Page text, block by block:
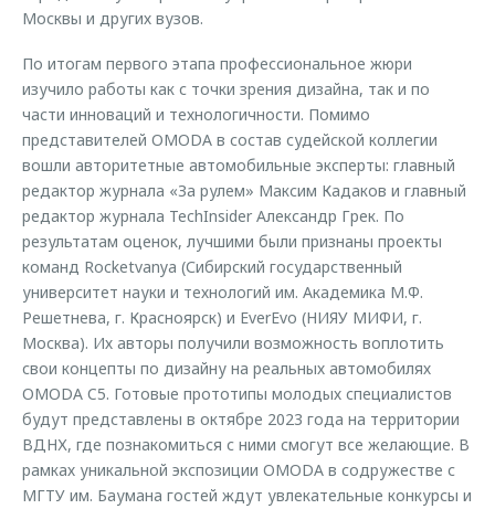
Москвы и других вузов.
По итогам первого этапа профессиональное жюри
изучило работы как с точки зрения дизайна, так и по
части инноваций и технологичности. Помимо
представителей OMODA в состав судейской коллегии
вошли авторитетные автомобильные эксперты: главный
редактор журнала «За рулем» Максим Кадаков и главный
редактор журнала TechInsider Александр Грек. По
результатам оценок, лучшими были признаны проекты
команд Rocketvanya (Сибирский государственный
университет науки и технологий им. Академика М.Ф.
Решетнева, г. Красноярск) и EverEvo (НИЯУ МИФИ, г.
Москва). Их авторы получили возможность воплотить
свои концепты по дизайну на реальных автомобилях
OMODA C5. Готовые прототипы молодых специалистов
будут представлены в октябре 2023 года на территории
ВДНХ, где познакомиться с ними смогут все желающие. В
рамках уникальной экспозиции OMODA в содружестве с
МГТУ им. Баумана гостей ждут увлекательные конкурсы и